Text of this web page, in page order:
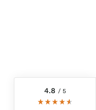
4.8 / 5